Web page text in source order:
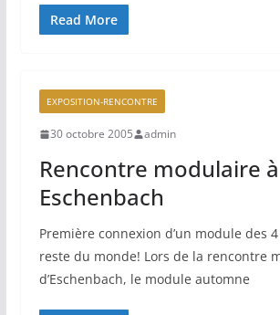
Read More
EXPOSITION-RENCONTRE
30 octobre 2005 admin
Rencontre modulaire à
Eschenbach
Première connexion d’un module des
reste du monde! Lors de la rencontre
d’Eschenbach, le module automne